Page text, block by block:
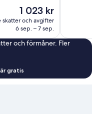
Priset
är
1 023 kr
1 023 kr
skatter och avgifter
6 sep. – 7 sep.
och förmåner. Fler
gratis